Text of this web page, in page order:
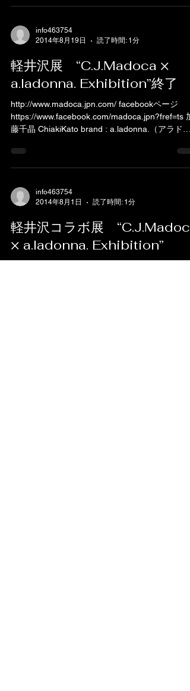
info463754
2014年8月19日
読了時間: 1分
軽井沢展 “C.J.Madoca ×
a.ladonna. Exhibition”終了
http://www.madoca.jpn.com/ facebookページ
https://www.facebook.com/madoca.jpn?fref=ts 加
藤千晶 ChiakiKato brand : a.ladonna.（アラド
info463754
2014年8月1日
読了時間: 1分
軽井沢コラボ展 “C.J.Madoca
× a.ladonna. Exhibition”